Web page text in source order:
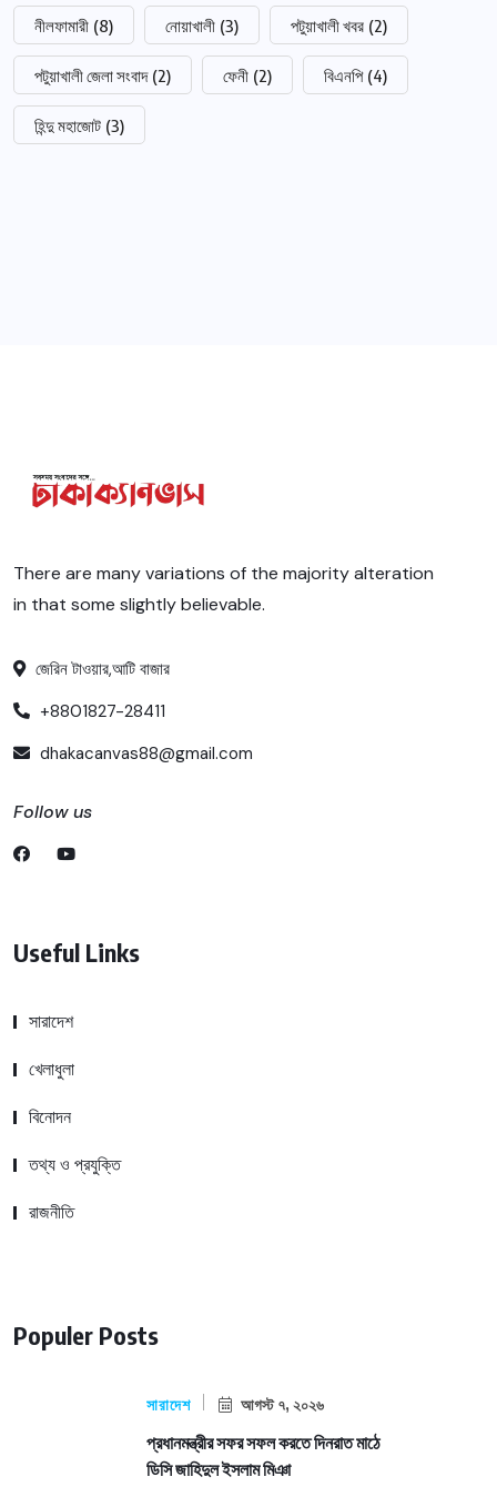
নীলফামারী (8) নোয়াখালী (3) পটুয়াখালী খবর (2)
পটুয়াখালী জেলা সংবাদ (2) ফেনী (2) বিএনপি (4)
হিন্দু মহাজোট (3)
There are many variations of the majority alteration
in that some slightly believable.
জেরিন টাওয়ার,আটি বাজার
+8801827-28411
dhakacanvas88@gmail.com
Follow us
Useful Links
সারাদেশ
খেলাধুলা
বিনোদন
তথ্য ও প্রযুক্তি
রাজনীতি
Populer Posts
সারাদেশ আগস্ট ৭, ২০২৬
প্রধানমন্ত্রীর সফর সফল করতে দিনরাত মাঠে
ডিসি জাহিদুল ইসলাম মিঞা